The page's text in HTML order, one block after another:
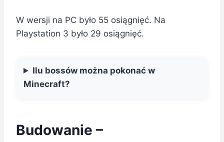
W wersji na PC było 55 osiągnięć. Na
Playstation 3 było 29 osiągnięć.
Ilu bossów można pokonać w
Minecraft?
Budowanie –